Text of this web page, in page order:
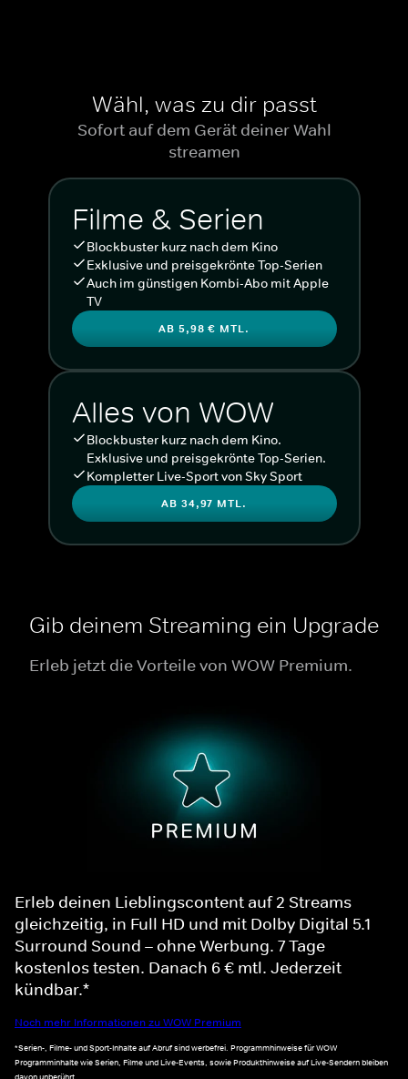
Wähl, was zu dir passt
Sofort auf dem Gerät deiner Wahl
streamen
Filme & Serien
Blockbuster kurz nach dem Kino
Exklusive und preisgekrönte Top-Serien
Auch im günstigen Kombi-Abo mit Apple
TV
AB 5,98 € MTL.
Alles von WOW
Blockbuster kurz nach dem Kino.
Exklusive und preisgekrönte Top-Serien.
Kompletter Live-Sport von Sky Sport
AB 34,97 MTL.
Gib deinem Streaming ein Upgrade
Erleb jetzt die Vorteile von WOW Premium.
Erleb deinen Lieblingscontent auf 2 Streams
gleichzeitig, in Full HD und mit Dolby Digital 5.1
Surround Sound – ohne Werbung. 7 Tage
kostenlos testen. Danach 6 € mtl. Jederzeit
kündbar.*
Noch mehr Informationen zu WOW Premium
*Serien-, Filme- und Sport-Inhalte auf Abruf sind werbefrei. Programmhinweise für WOW
Programminhalte wie Serien, Filme und Live-Events, sowie Produkthinweise auf Live-Sendern bleiben